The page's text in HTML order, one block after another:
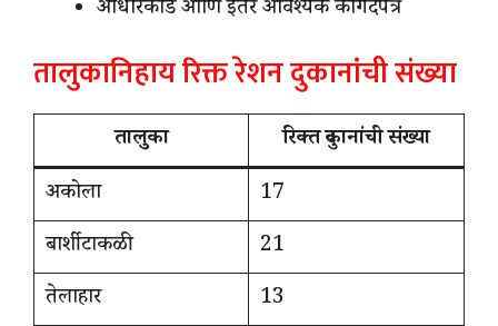
आधारकार्ड आणि इतर आवश्यक कागदपत्र
तालुकानिहाय रिक्त रेशन दुकानांची संख्या
तालुका
रिक्त दुकानांची संख्या
अकोला
17
बार्शीटाकळी
21
तेलाहार
13